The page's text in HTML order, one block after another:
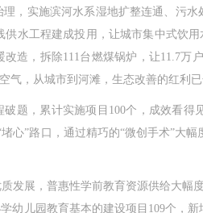
实施滨河水系湿地扩整连通、污水
水工程建成投用，让城市集中式饮
，拆除111台燃煤锅炉，让11.7万
，从城市到河滩，生态改善的红利
，累计实施项目100个，成效看得
”路口，通过精巧的“微创手术”大
展，普惠性学前教育资源供给大幅
儿园教育基本的建设项目109个，